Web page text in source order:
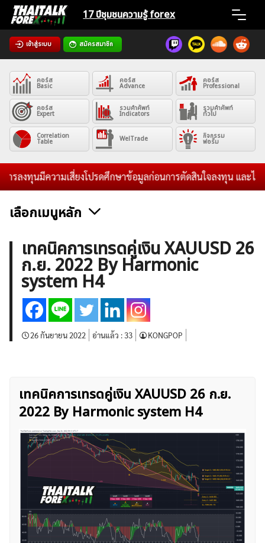
Skip
content
17 ปีชุมชนความรู้ forex
เข้าสู่ระบบ สมัครสมาชิก
Home
News
Articles
VPS Register
ค้นหา
สำหรับ:
คอร์ส
Basic
คอร์ส
Advance
คอร์ส
Professional
คอร์ส
Expert
รวมคำศัพท์
Indicators
รวมคำศัพท์
ทั่วไป
Correlation
Table WelTrade กิจกรรม
ฟอรั่ม
รลงทุนมีความเสี่ยงโปรดศึกษาข้อมูลก่อนการตัดสินใจลงทุน และไม่รั
เลือกเมนูหลัก
ข่าวฟอเร็กซ์และสกุลเงิน คริปโตเคอร์เรนซี
ฟรีซิกแนล รายวัน
บทวิเคราะห์
เศรษฐกิจทั่วไป ดัชนี-หุ้น
พันธบัตร
สินค้าโภคภัณฑ์
โบรกเกอร์ FX
กองทุน Forex
ฟรี EA
เทคนิคการเทรดคู่เงิน XAUUSD 26
ก.ย. 2022 By Harmonic
system H4
26 กันยายน 2022 อ่านแล้ว :33 KONGPOP
เทคนิคการเทรดคู่เงิน XAUUSD 26 ก.ย.
2022 By Harmonic system H4